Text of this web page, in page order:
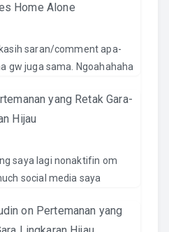
Home Alone
saran/comment apa-
gw juga sama. Ngoahahaha
yang Retak Gara-
Hijau
saya lagi nonaktifin om
social media saya
on Pertemanan yang